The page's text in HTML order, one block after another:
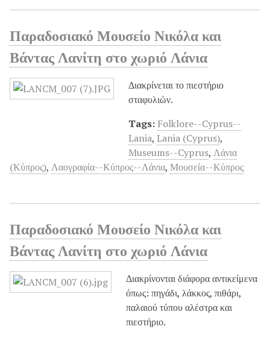
Παραδοσιακό Μουσείο Νικόλα και
Βάντας Λανίτη στο χωριό Λάνια
Διακρίνεται το πιεστήριο
σταφυλιών.
Tags: Folklore--Cyprus--
Lania, Lania (Cyprus),
Museums--Cyprus, Λάνια
(Κύπρος), Λαογραφία--Κύπρος--Λάνια, Μουσεία--Κύπρος
Παραδοσιακό Μουσείο Νικόλα και
Βάντας Λανίτη στο χωριό Λάνια
Διακρίνονται διάφορα αντικείμενα
όπως: πηγάδι, λάκκος, πιθάρι,
παλαιού τύπου αλέστρα και
πιεστήριο.